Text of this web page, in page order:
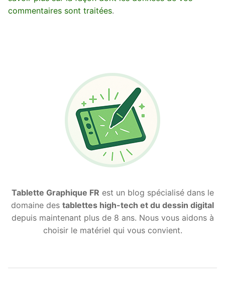
commentaires sont traitées.
Tablette Graphique FR est un blog spécialisé dans le
domaine des tablettes high-tech et du dessin digital
depuis maintenant plus de 8 ans. Nous vous aidons à
choisir le matériel qui vous convient.